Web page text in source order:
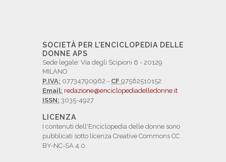
SOCIETÀ PER L'ENCICLOPEDIA DELLE
DONNE APS
Sede legale: Via degli Scipioni 6 - 20129
MILANO
P.IVA: 07734790962 - CF 97562510152
Email: redazione@enciclopediadelledonne.it
ISSN: 3035-4927
LICENZA
I contenuti dell'Enciclopedia delle donne sono
pubblicati sotto licenza Creative Commons CC
BY-NC-SA 4.0.